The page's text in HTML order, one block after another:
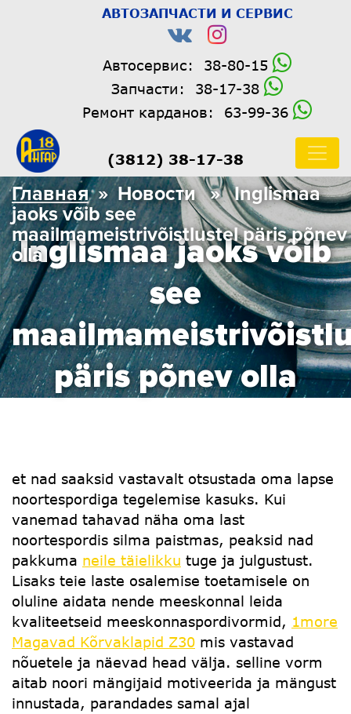
АВТОЗАПЧАСТИ И СЕРВИС
Автосервис:
38-80-15
Запчасти:
38-17-38
Ремонт карданов:
63-99-36
(3812) 38-17-38
Inglismaa jaoks võib
see
päris põnev olla
Главная» Новости » Inglismaa
jaoks võib see
maailmameistrivõistlustel päris põnev
olla
et nad saaksid vastavalt otsustada oma lapse
noortespordiga tegelemise kasuks. Kui
vanemad tahavad näha oma last
noortespordis silma paistmas, peaksid nad
pakkuma neile täielikku tuge ja julgustust.
Lisaks teie laste osalemise toetamisele on
oluline aidata nende meeskonnal leida
kvaliteetseid meeskonnaspordivormid, 1more
Magavad Kõrvaklapid Z30 mis vastavad
nõuetele ja näevad head välja. selline vorm
aitab noori mängijaid motiveerida ja mängust
innustada, parandades samal ajal